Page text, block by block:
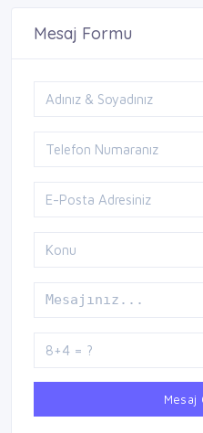
Mesaj Formu
Mesaj